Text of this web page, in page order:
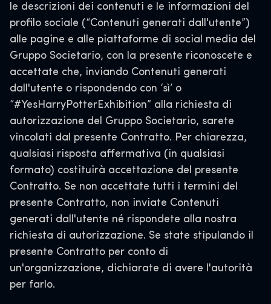
le descrizioni dei contenuti e le informazioni del
profilo sociale (“Contenuti generati dall'utente”)
alle pagine e alle piattaforme di social media del
Gruppo Societario, con la presente riconoscete e
accettate che, inviando Contenuti generati
dall'utente o rispondendo con ‘sì’ o
“#YesHarryPotterExhibition” alla richiesta di
autorizzazione del Gruppo Societario, sarete
vincolati dal presente Contratto. Per chiarezza,
qualsiasi risposta affermativa (in qualsiasi
formato) costituirà accettazione del presente
Contratto. Se non accettate tutti i termini del
presente Contratto, non inviate Contenuti
generati dall'utente né rispondete alla nostra
richiesta di autorizzazione. Se state stipulando il
presente Contratto per conto di
un'organizzazione, dichiarate di avere l'autorità
per farlo.